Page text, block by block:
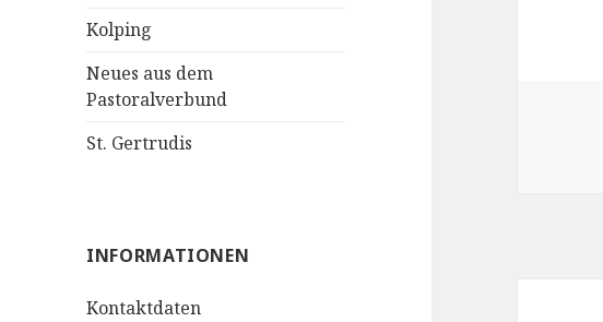
Kolping
Neues aus dem
Pastoralverbund
St. Gertrudis
INFORMATIONEN
Kontaktdaten